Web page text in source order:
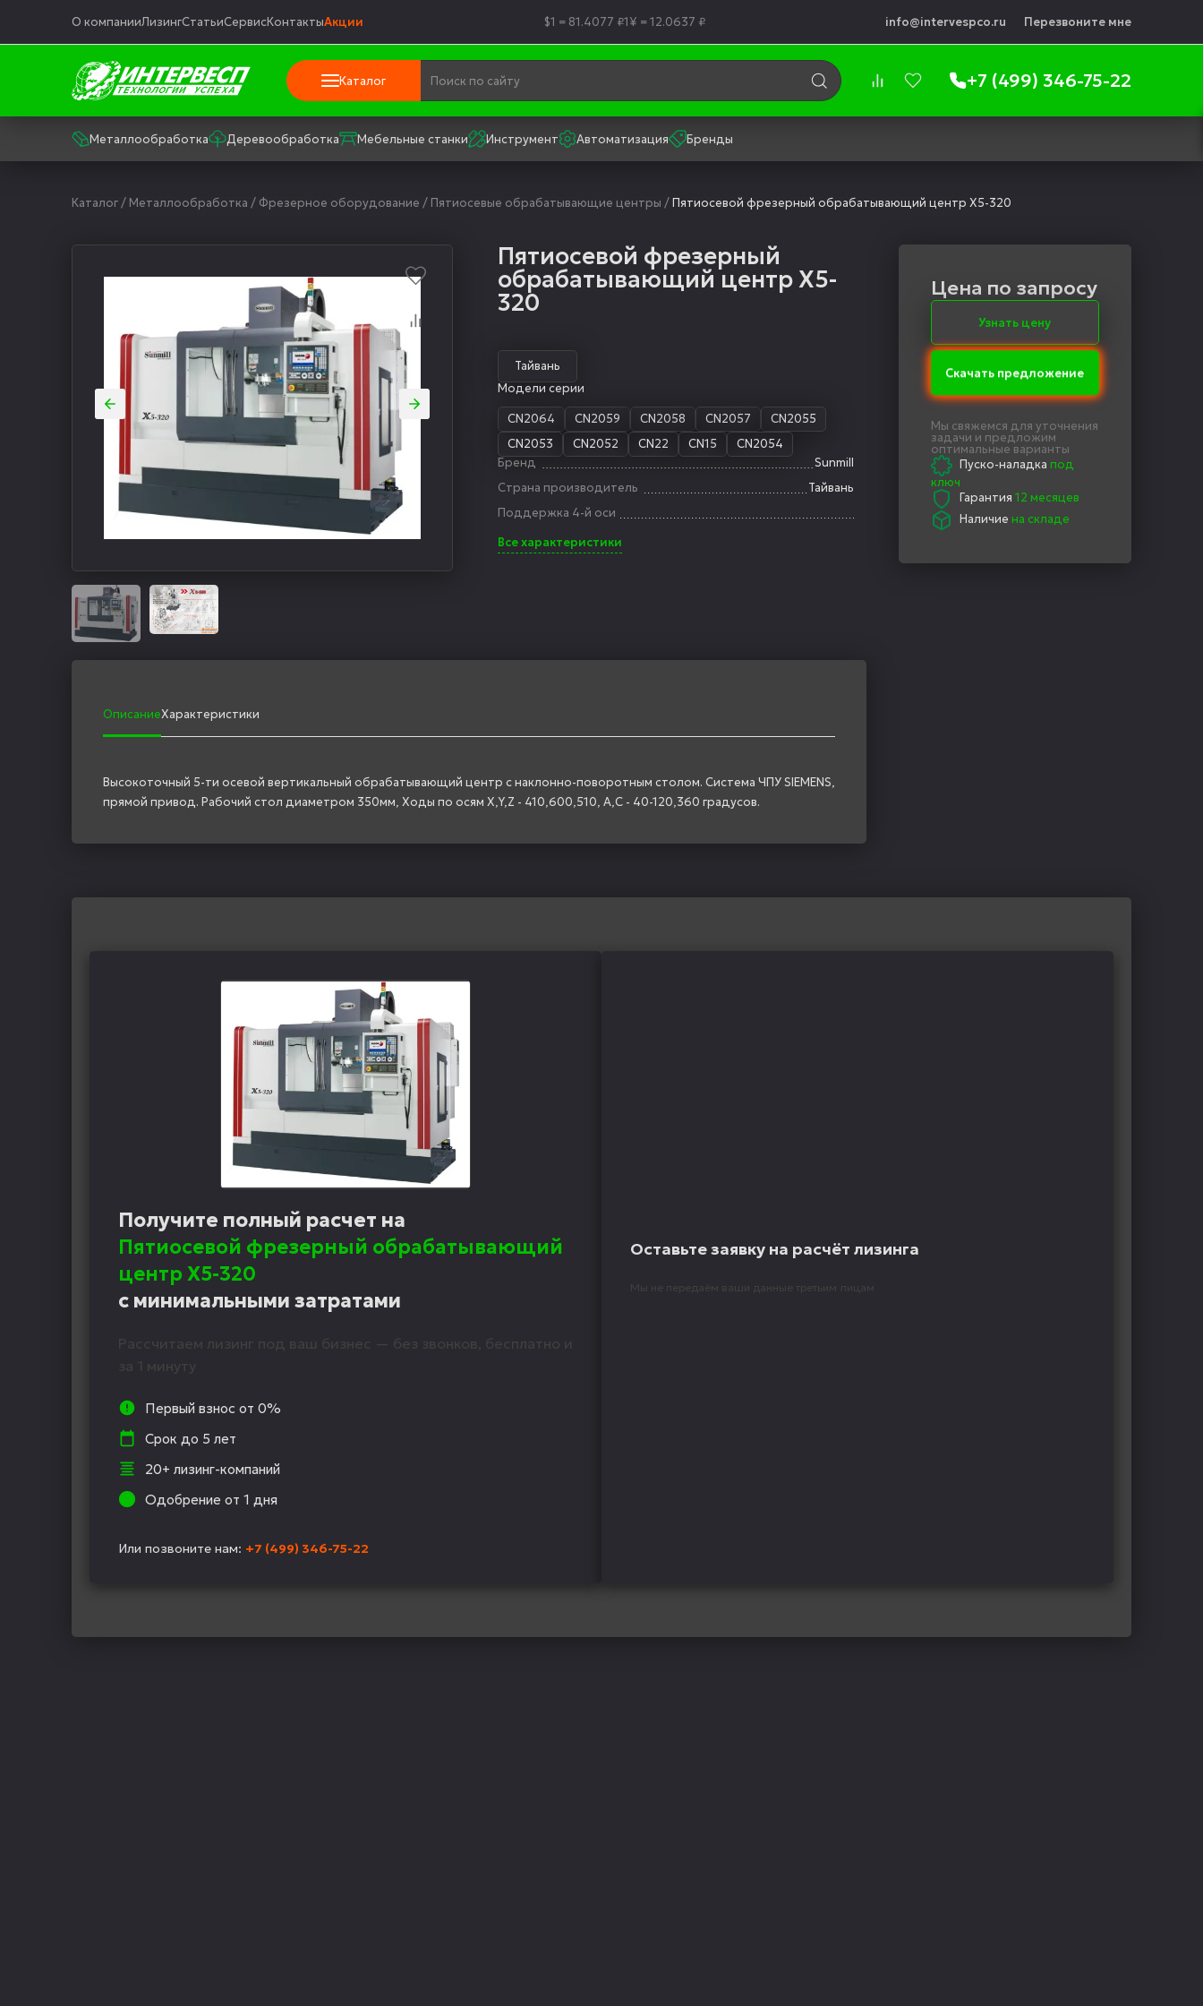
О компанииЛизингСтатьиСервисКонтактыАкции $1 = 81.4077 ₽1¥ = 12.0637 ₽ info@intervespco.ru Перезвоните мне
Каталог +7 (499) 346-75-22
Металлообработка Деревообработка Мебельные станки Инструмент Автоматизация Бренды
Каталог/ Металлообработка / Фрезерное оборудование / Пятиосевые обрабатывающие центры /Пятиосевой фрезерный обрабатывающий центр X5-320
Пятиосевой фрезерный
обрабатывающий центр X5-
320
Тайвань
Модели серии
CN2064
CN2059 CN2058 CN2057
CN2055
CN2053
CN2052 CN22 CN15
CN2054
Бренд
Sunmill
Страна производитель
Тайвань
Поддержка 4-й оси
Все характеристики
Цена по запросу
Узнать цену
Скачать предложение
Мы свяжемся для уточнения
задачи и предложим
оптимальные варианты
Пуско-наладка под
ключ
Гарантия 12 месяцев
Наличие на складе
ОписаниеХарактеристики
Высокоточный 5-ти осевой вертикальный обрабатывающий центр с наклонно-поворотным столом. Система ЧПУ SIEMENS,
прямой привод. Рабочий стол диаметром 350мм, Ходы по осям X,Y,Z - 410,600,510, А,С - 40-120,360 градусов.
Получите полный расчет на
Пятиосевой фрезерный обрабатывающий
центр X5-320
с минимальными затратами
Рассчитаем лизинг под ваш бизнес — без звонков, бесплатно и
за 1 минуту
Первый взнос от 0%
Срок до 5 лет
20+ лизинг-компаний
Одобрение от 1 дня
Или позвоните нам: +7 (499) 346-75-22
Оставьте заявку на расчёт лизинга
Мы не передаём ваши данные третьим лицам